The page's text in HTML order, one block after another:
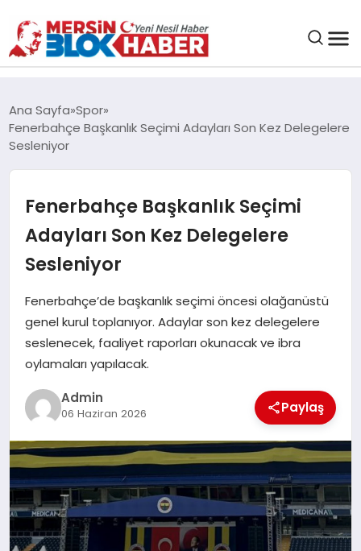
SAĞLIK
EĞITIM
SANAT
YAŞAM
SPOR
ILETİŞİM
Ana Sayfa Spor
Fenerbahçe Başkanlık Seçimi Adayları Son Kez Delegelere
Sesleniyor
Fenerbahçe Başkanlık Seçimi
Adayları Son Kez Delegelere
Sesleniyor
Fenerbahçe’de başkanlık seçimi öncesi olağanüstü
genel kurul toplanıyor. Adaylar son kez delegelere
seslenecek, faaliyet raporları okunacak ve ibra
oylamaları yapılacak.
Admin
06 Haziran 2026 Paylaş